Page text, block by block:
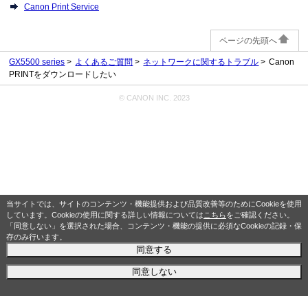
当サイトでは、サイトのコンテンツ・機能提供および品質改善等のためにCookieを使用
しています。Cookieの使用に関する詳しい情報については こちらをご確認ください。
「同意しない」を選択された場合、コンテンツ・機能の提供に必須なCookieの記録・保
存のみ行います。
同意する
同意しない
Canon Print Service
ページの先頭へ
GX5500 series よくあるご質問 ネットワークに関するトラブル
Canon
PRINTをダウンロードしたい
© CANON INC. 2023